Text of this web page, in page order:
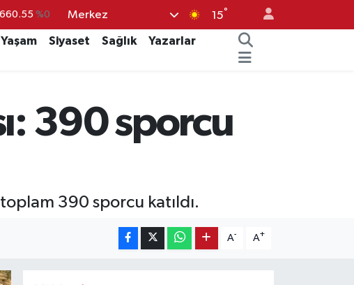
%-14
%-0.1
%0.38
Merkez 15°
Yaşam Siyaset Sağlık
Yazarlar
390 sporcu
390 sporcu katıldı.
A- A+